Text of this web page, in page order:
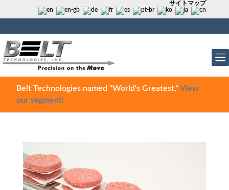
サイトマップ
Belt Technologies named "World's Greatest."View
our segment!